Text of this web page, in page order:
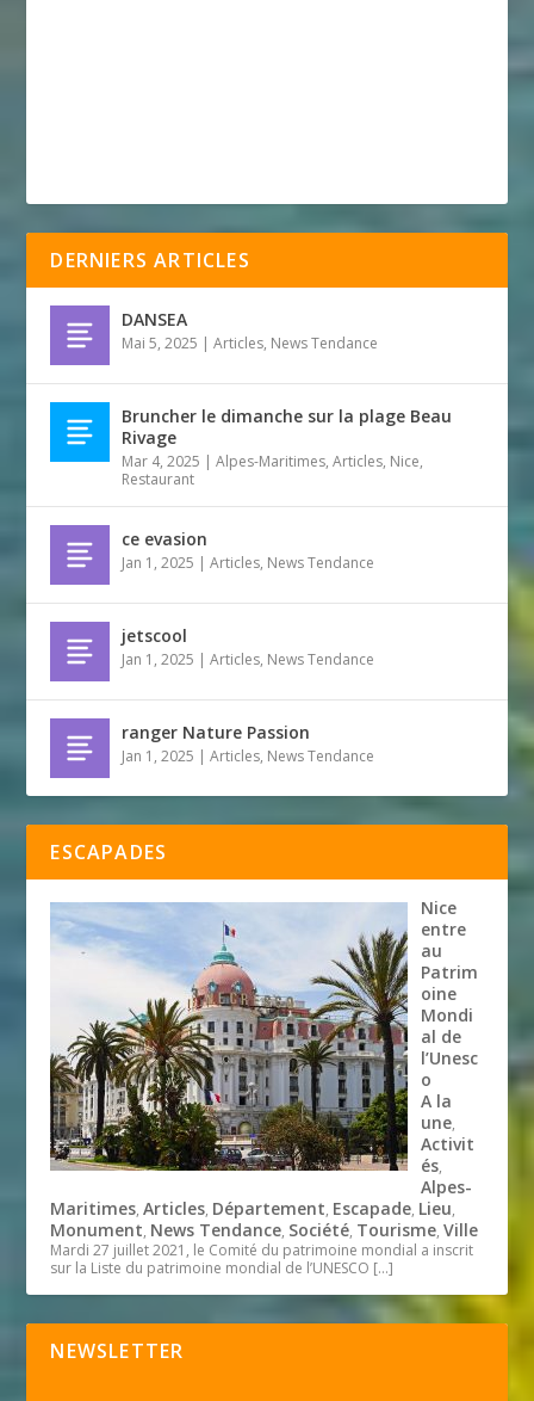
DERNIERS ARTICLES
DANSEA
Mai 5, 2025 |Articles, News Tendance
Bruncher le dimanche sur la plage Beau
Rivage
Mar 4, 2025 |Alpes-Maritimes,Articles, Nice,
Restaurant
ce evasion
Jan 1, 2025 |Articles, News Tendance
jetscool
Jan 1, 2025 |Articles, News Tendance
ranger Nature Passion
Jan 1, 2025 |Articles, News Tendance
ESCAPADES
Nice
entre
au
Patrim
oine
Mondi
al de
l’Unesc
o
A la
une,
Activit
és,
Alpes-
Maritimes,Articles, Département, Escapade, Lieu,
Monument, News Tendance, Société, Tourisme,Ville
Mardi 27 juillet 2021, le Comité du patrimoine mondial a inscrit
sur la Liste du patrimoine mondial de l’UNESCO […]
NEWSLETTER